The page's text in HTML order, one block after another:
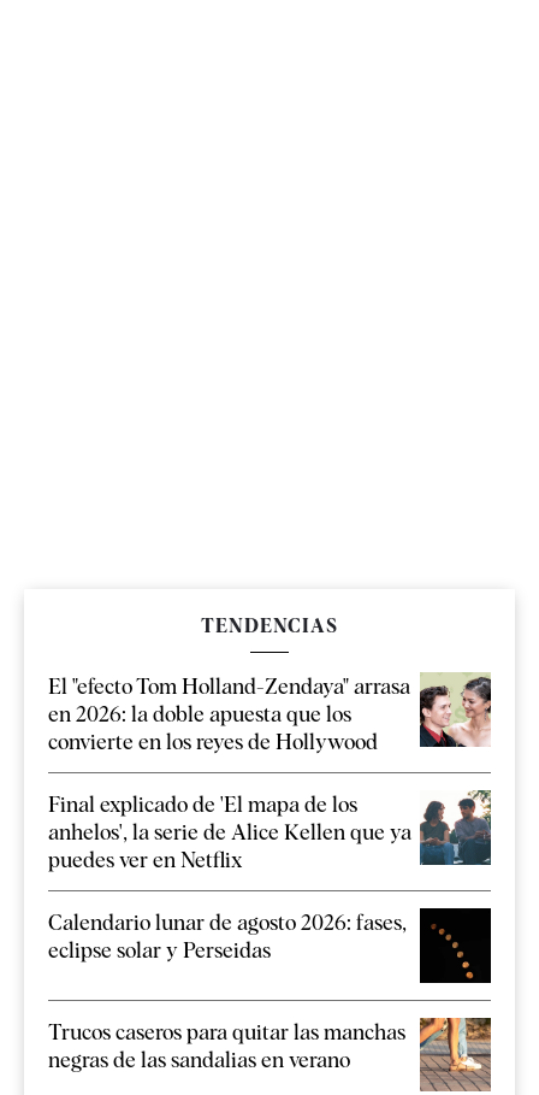
TENDENCIAS
El "efecto Tom Holland-Zendaya" arrasa
en 2026: la doble apuesta que los
convierte en los reyes de Hollywood
Final explicado de 'El mapa de los
anhelos', la serie de Alice Kellen que ya
puedes ver en Netflix
Calendario lunar de agosto 2026: fases,
eclipse solar y Perseidas
Trucos caseros para quitar las manchas
negras de las sandalias en verano